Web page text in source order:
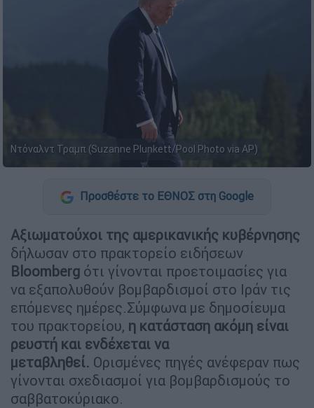
Ντόναλντ Τραμπ (Suzanne Plunkett/Pool Photo via AP)
Προσθέστε το ΕΘΝΟΣ στη Google
Αξιωματούχοι της αμερικανικής κυβέρνησης
δήλωσαν στο πρακτορείο ειδήσεων
Bloomberg ότι γίνονται προετοιμασίες για
να εξαπολυθούν βομβαρδισμοί στο Ιράν τις
επόμενες ημέρες.Σύμφωνα με δημοσίευμα
του πρακτορείου, η κατάσταση ακόμη είναι
ρευστή και ενδέχεται να
μεταβληθεί. Ορισμένες πηγές ανέφεραν πως
γίνονται σχεδιασμοί για βομβαρδισμούς το
σαββατοκύριακο.